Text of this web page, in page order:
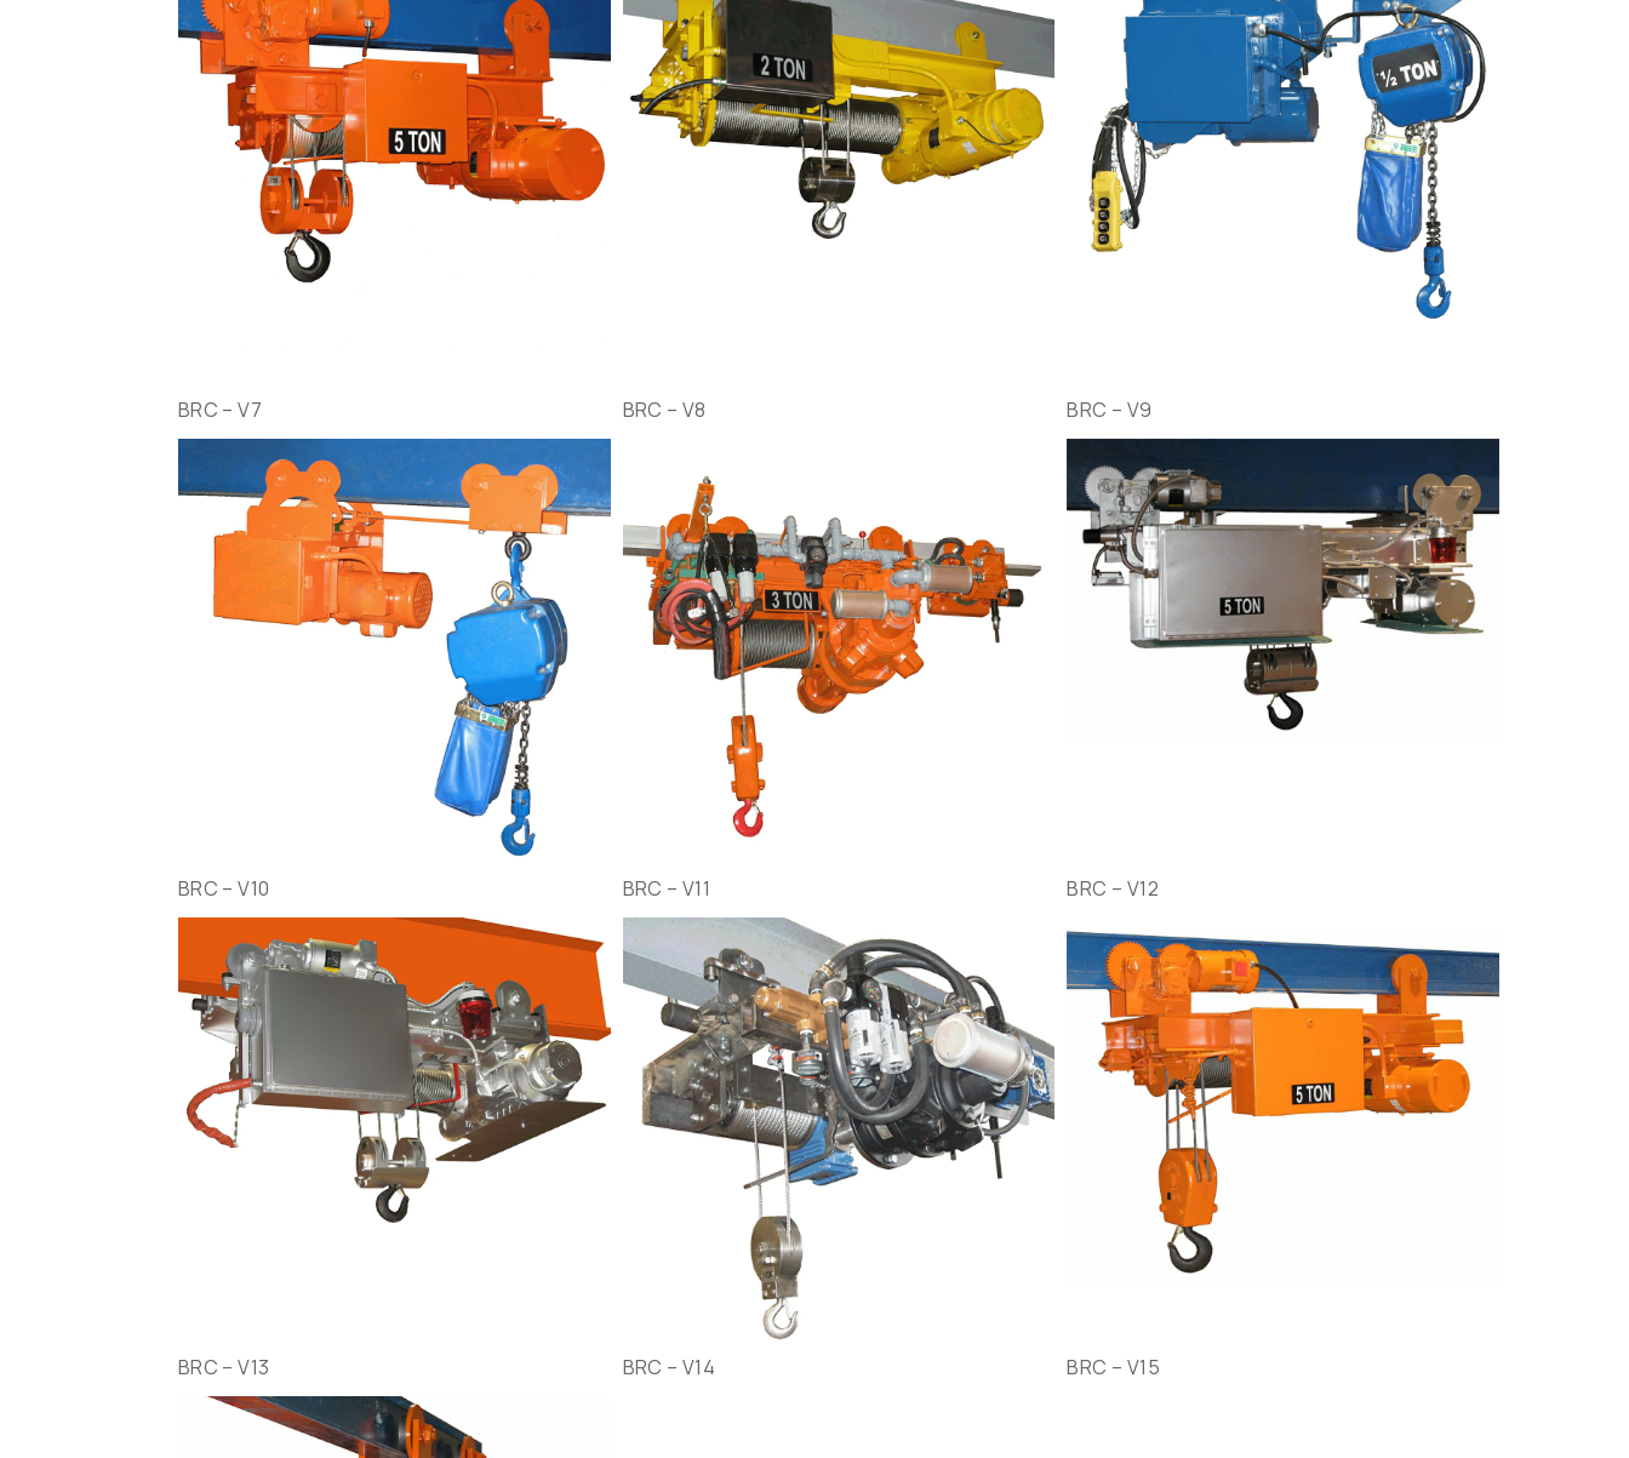
BRC – V7 BRC – V8 BRC – V9
BRC – V10 BRC – V11 BRC – V12
BRC – V13 BRC – V14 BRC – V15